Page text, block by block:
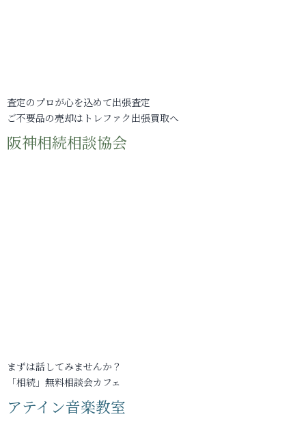
査定のプロが心を込めて出張査定
ご不要品の売却はトレファク出張買取へ
阪神相続相談協会
まずは話してみませんか？
「相続」無料相談会カフェ
アテイン音楽教室